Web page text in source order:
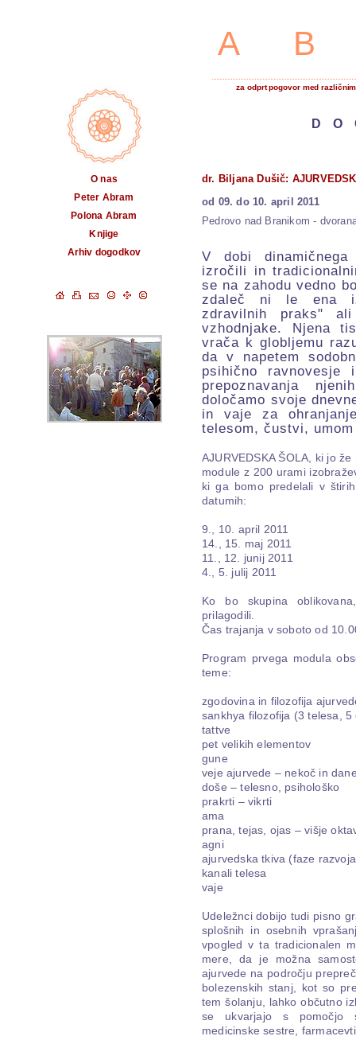
za odprt pogovor med
O nas
Peter Abram
Polona Abram
Knjige
Arhiv dogodkov
dr. Biljana Dušič:
od 09. do 10. april 2011
Pedrovo nad Branikom -
V dobi dinamičnega
izročili in
se na zahodu vedno
zdaleč ni le ena
zdravilnih praks"
vzhodnjake. Njena
vrača k globljemu
da v napetem
psihično
prepoznavanja
določamo svoje
in vaje za
telesom, čustvi,
AJURVEDSKA ŠOLA, ki jo
module z 200 urami
ki ga bomo predelali v
datumih:
9., 10. april 2011
14., 15. maj 2011
11., 12. junij 2011
4., 5. julij 2011
Ko bo skupina
prilagodili.
Čas trajanja v soboto od
Program prvega modula
teme:
zgodovina in filozofija
sankhya filozofija (3 telesa,
tattve
pet velikih elementov
gune
veje ajurvede – nekoč in
doše – telesno, psihološko
prakrti – vikrti
ama
prana, tejas, ojas – višje
agni
ajurvedska tkiva (faze
kanali telesa
vaje
Udeležnci dobijo tudi pisno
splošnih in osebnih
vpogled v ta tradicionalen
mere, da je možna
ajurvede na področju
bolezenskih stanj, kot so
tem šolanju, lahko občutno
se ukvarjajo s pomočjo
medicinske sestre,